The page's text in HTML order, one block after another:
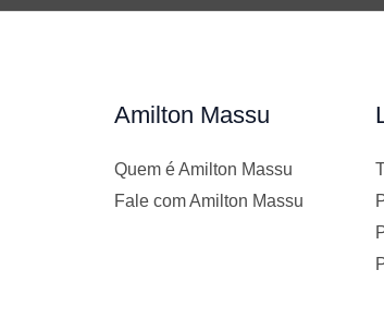
Amilton Massu
Quem é Amilton Massu
Fale com Amilton Massu